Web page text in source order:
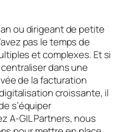
ou dirigeant de petite
pas le temps de
et complexes. Et si
dans une
de la facturation
croissante, il
s’équiper
A-GIL Partners, nous